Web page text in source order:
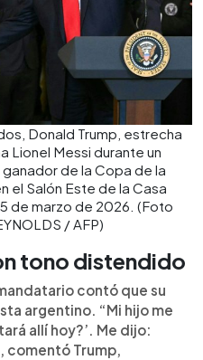
Donald Trump, estrecha
Lionel Messi durante un
de la Copa de la
el Salón Este de la Casa
de marzo de 2026. (Foto
/ AFP)
tono distendido
contó que su
argentino. “Mi hijo me
allí hoy?’. Me dijo:
comentó Trump,